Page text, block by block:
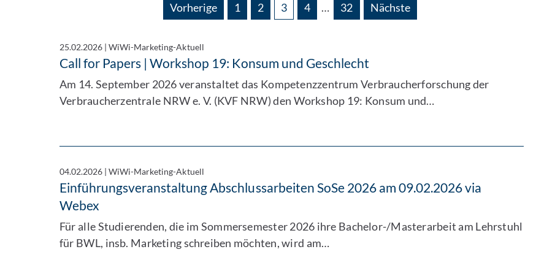
Vorherige 1 2 3 4 … 32 Nächste
25.02.2026 |WiWi-Marketing-Aktuell
Call for Papers | Workshop 19: Konsum und Geschlecht
Am 14. September 2026 veranstaltet das Kompetenzzentrum Verbraucherforschung der
Verbraucherzentrale NRW e. V. (KVF NRW) den Workshop 19: Konsum und…
04.02.2026 |WiWi-Marketing-Aktuell
Einführungsveranstaltung Abschlussarbeiten SoSe 2026 am 09.02.2026 via
Webex
Für alle Studierenden, die im Sommersemester 2026 ihre Bachelor-/Masterarbeit am Lehrstuhl
für BWL, insb. Marketing schreiben möchten, wird am…